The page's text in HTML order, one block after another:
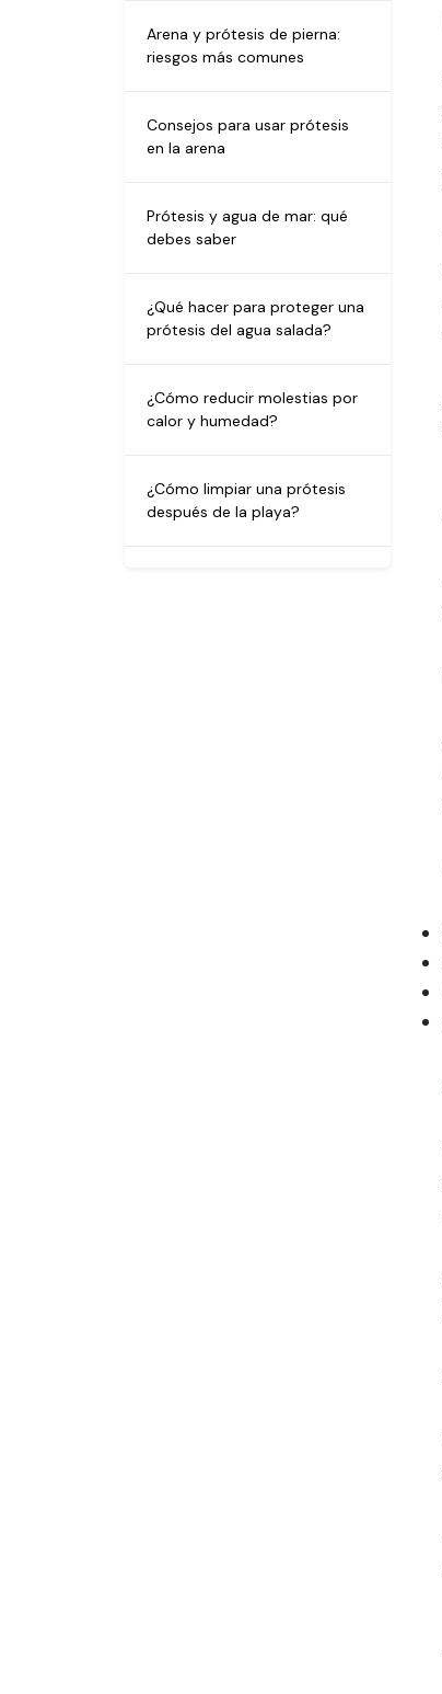
Arena y prótesis de pierna:
riesgos más comunes
Consejos para usar prótesis
en la arena
Prótesis y agua de mar: qué
debes saber
¿Qué hacer para proteger una
prótesis del agua salada?
¿Cómo reducir molestias por
calor y humedad?
¿Cómo limpiar una prótesis
después de la playa?